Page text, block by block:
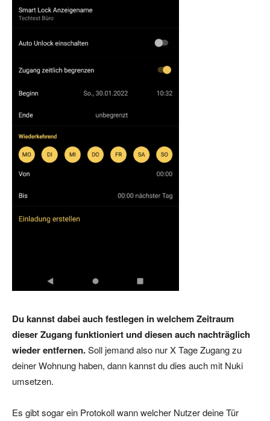
Du kannst dabei auch festlegen in welchem Zeitraum
dieser Zugang funktioniert und diesen auch nachträglich
wieder entfernen.Soll jemand also nur X Tage Zugang zu
deiner Wohnung haben, dann kannst du dies auch mit Nuki
umsetzen.
Es gibt sogar ein Protokoll wann welcher Nutzer deine Tür